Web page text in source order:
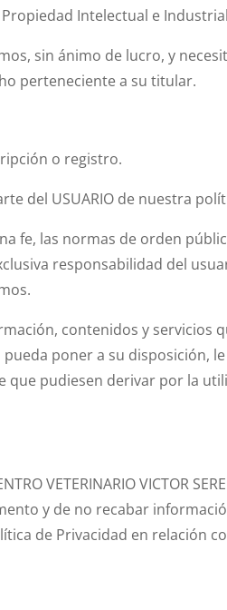
Intelectual e
sin ánimo de lucro, y
perteneciente a su titular.
o registro.
del USUARIO de nuestra
fe, las normas de orden
responsabilidad del
contenidos y servicios
poner a su disposición,
pudiesen derivar por la
VETERINARIO VICTOR
y de no recabar
de Privacidad en relación